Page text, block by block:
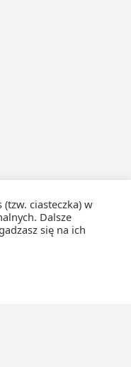
ciasteczka) w
Dalsze
się na ich